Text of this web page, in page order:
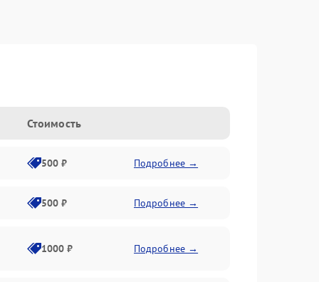
Стоимость
500 ₽ Подробнее →
500 ₽ Подробнее →
1000 ₽ Подробнее →